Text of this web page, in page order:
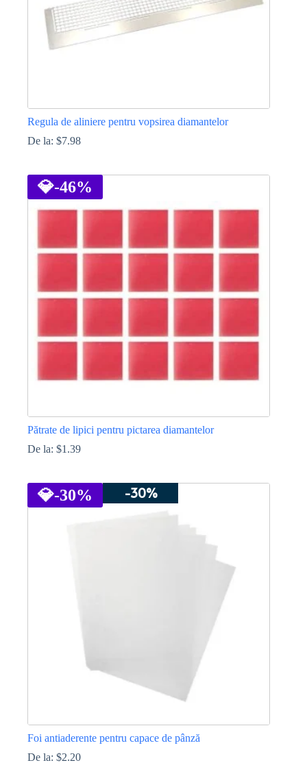
Regula de aliniere pentru vopsirea diamantelor
De la: $7.98
are
mai
multe
pot
pagina
💎-46%
Pătrate de lipici pentru pictarea diamantelor
De la: $1.39
are
mai
💎-30% -30%
Foi antiaderente pentru capace de pânză
De la: $2.20